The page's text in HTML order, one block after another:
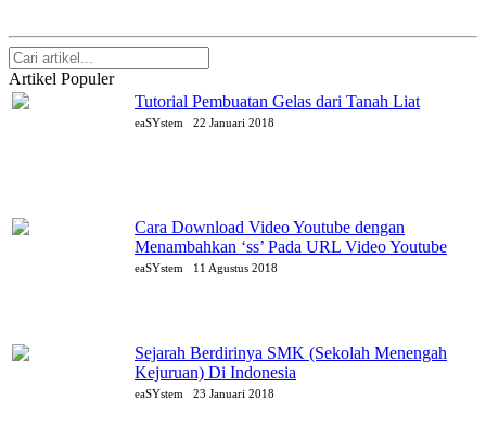
Artikel Populer
Tutorial Pembuatan Gelas dari Tanah Liat
eaSYstem 22 Januari 2018
Cara Download Video Youtube dengan
Menambahkan ‘ss’ Pada URL Video Youtube
eaSYstem 11 Agustus 2018
Sejarah Berdirinya SMK (Sekolah Menengah
Kejuruan) Di Indonesia
eaSYstem 23 Januari 2018